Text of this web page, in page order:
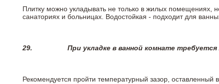
Плитку можно укладывать не только в жилых помещениях,
санаториях и больницах. Водостойкая - подходит для
29. При укладке в ванной комнате
Рекомендуется пройти температурный зазор,